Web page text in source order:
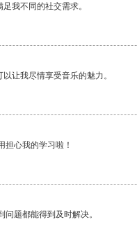
我不同的社交需求。
让我尽情享受音乐的魅力。
担心我的学习啦！
题都能得到及时解决。